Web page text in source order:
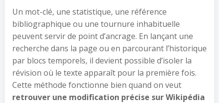
Un mot-clé, une statistique, une référence
bibliographique ou une tournure inhabituelle
peuvent servir de point d’ancrage. En lançant une
recherche dans la page ou en parcourant l’historique
par blocs temporels, il devient possible d’isoler la
révision où le texte apparaît pour la première fois.
Cette méthode fonctionne bien quand on veut
retrouver une modification précise sur Wikipédia